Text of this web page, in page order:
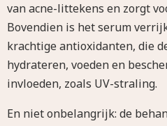
van acne-littekens en zorgt
Bovendien is het serum
krachtige antioxidanten, die
hydrateren, voeden en
invloeden, zoals UV-straling.
En niet onbelangrijk: de